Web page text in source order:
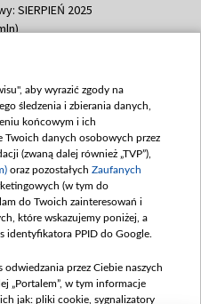
SIERPIEŃ 2025
051,21 PLN
październik 350
000,00 PLN
GRUDZIEŃ 2025
mln)
000,00 PLN
LUTY 2026 (wpłata
180 mln, 8
aby wyrazić zgody na
śledzenia i zbierania danych,
końcowym i ich
Twoich danych osobowych przez
(zwaną dalej również „TVP”),
oraz pozostałych Zaufanych
(w tym do
do Twoich zainteresowań i
które wskazujemy poniżej, a
identyfikatora PPID do Google.
przez Ciebie naszych
„Portalem”, w tym informacje
jak: pliki cookie, sygnalizatory